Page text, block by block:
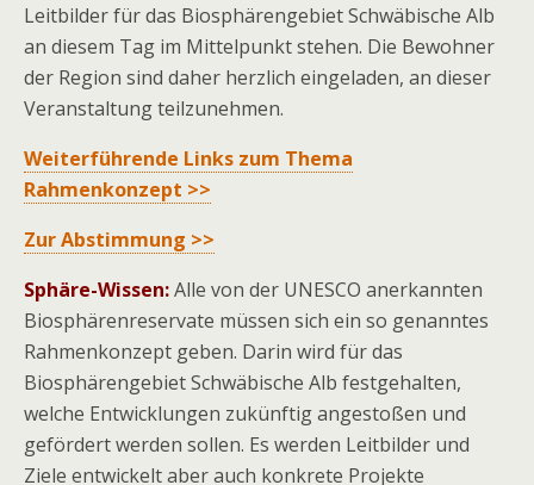
Leitbilder für das Biosphärengebiet Schwäbische Alb
an diesem Tag im Mittelpunkt stehen. Die Bewohner
der Region sind daher herzlich eingeladen, an dieser
Veranstaltung teilzunehmen.
Weiterführende Links zum Thema
Rahmenkonzept >>
Zur Abstimmung >>
Sphäre-Wissen:Alle von der UNESCO anerkannten
Biosphärenreservate müssen sich ein so genanntes
Rahmenkonzept geben. Darin wird für das
Biosphärengebiet Schwäbische Alb festgehalten,
welche Entwicklungen zukünftig angestoßen und
gefördert werden sollen. Es werden Leitbilder und
Ziele entwickelt aber auch konkrete Projekte